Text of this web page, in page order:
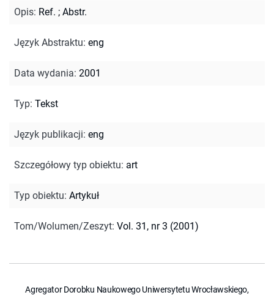
Opis: Ref. ; Abstr.
Język Abstraktu: eng
Data wydania: 2001
Typ: Tekst
Język publikacji: eng
Szczegółowy typ obiektu: art
Typ obiektu: Artykuł
Tom/Wolumen/Zeszyt: Vol. 31, nr 3 (2001)
Agregator Dorobku Naukowego Uniwersytetu Wrocławskiego,